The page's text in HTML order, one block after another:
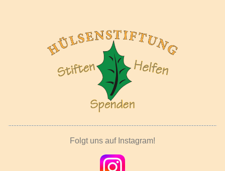
Folgt uns auf Instagram!